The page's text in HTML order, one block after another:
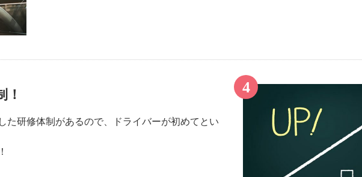
た研修体制があるので、ドライバーが初めてとい